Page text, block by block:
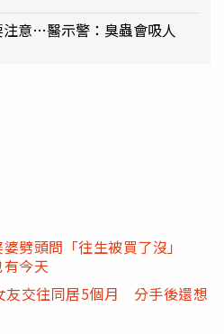
意…醫示警：臭蟲會吸人
劈頭問「往生被買了沒」
今天
友交往同居5個月 分手後還想